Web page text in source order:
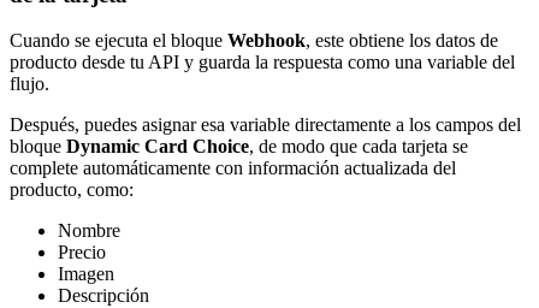
Cuando se ejecuta el bloque Webhook, este obtiene los datos de
producto desde tu API y guarda la respuesta como una variable del
flujo.
Después, puedes asignar esa variable directamente a los campos del
bloque Dynamic Card Choice, de modo que cada tarjeta se
complete automáticamente con información actualizada del
producto, como:
Nombre
Precio
Imagen
Descripción